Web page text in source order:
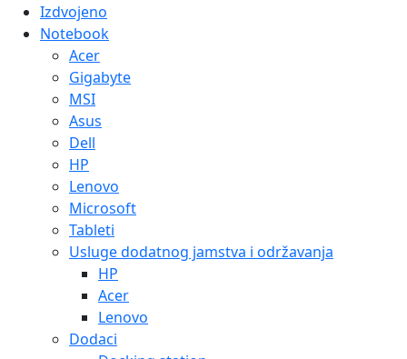
Izdvojeno
Notebook
Acer
Gigabyte
MSI
Asus
Dell
HP
Lenovo
Microsoft
Tableti
Usluge dodatnog jamstva i održavanja
HP
Acer
Lenovo
Dodaci